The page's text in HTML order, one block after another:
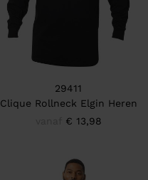
29411
Clique Rollneck Elgin Heren
€ 13,98